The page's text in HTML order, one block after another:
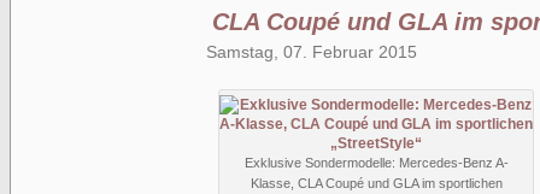
CLA Coupé und GLA im
Samstag, 07. Februar 2015
Exklusive Sondermodelle: Mercedes-Benz A-
Klasse, CLA Coupé und GLA im sportlichen